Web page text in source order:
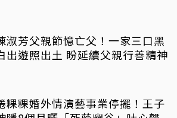
淑芳父親節憶亡父！一家三口黑
出遊照出土 盼延續父親行善精神
粿粿婚外情演藝事業停擺！王子